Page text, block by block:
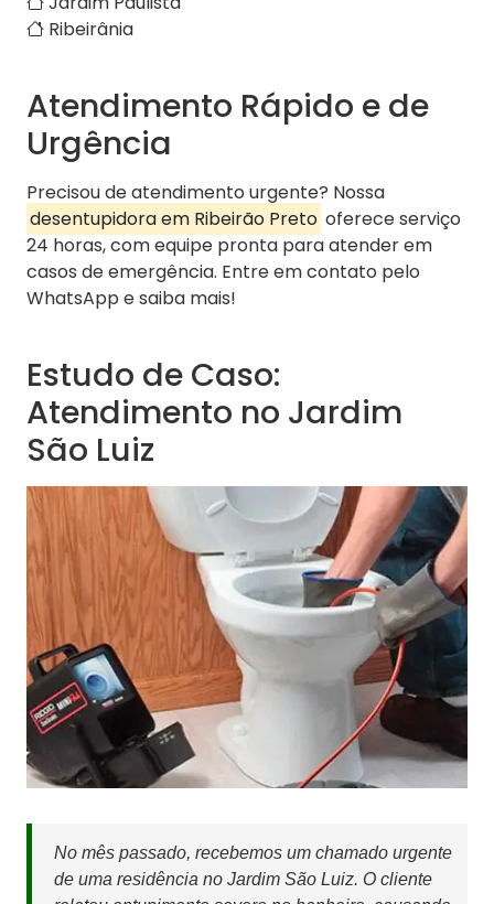
Ribeirânia
Atendimento Rápido e de
Urgência
Precisou de atendimento urgente? Nossa
desentupidora em Ribeirão Preto oferece serviço
24 horas, com equipe pronta para atender em
casos de emergência. Entre em contato pelo
WhatsApp e saiba mais!
Estudo de Caso:
Atendimento no Jardim
São Luiz
No mês passado, recebemos um chamado urgente
de uma residência no Jardim São Luiz. O cliente